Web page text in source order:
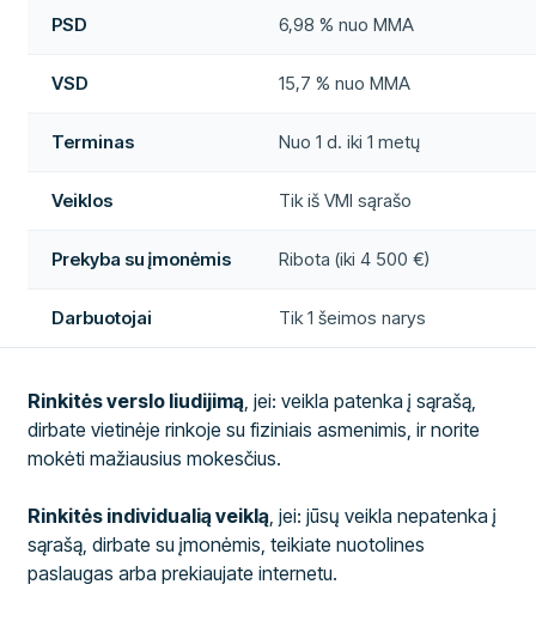
PSD 6,98 % nuo MMA
VSD 15,7 % nuo MMA
Terminas Nuo 1 d. iki 1 metų
Veiklos Tik iš VMI sąrašo
Prekyba su įmonėmis Ribota (iki 4 500 €)
Darbuotojai Tik 1 šeimos narys
Rinkitės verslo liudijimą , jei: veikla patenka į sąrašą,
dirbate vietinėje rinkoje su fiziniais asmenimis, ir norite
mokėti mažiausius mokesčius.
Rinkitės individualią veiklą , jei: jūsų veikla nepatenka į
sąrašą, dirbate su įmonėmis, teikiate nuotolines
paslaugas arba prekiaujate internetu.